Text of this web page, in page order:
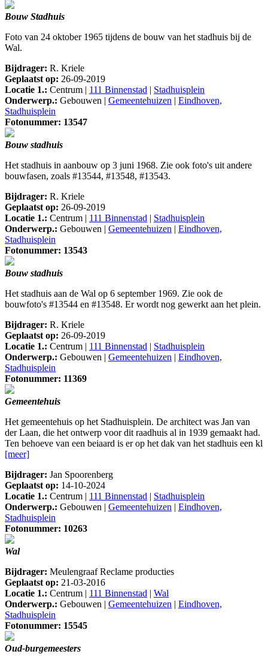
Bouw Stadhuis
Foto van 24 oktober 1965 tijdens de bouw van het stadhuis bij de
Wal.
Bijdrager: R. Kriele
Geplaatst op: 26-09-2019
Locatie 1.: Centrum | 111 Binnenstad | Stadhuisplein
Onderwerp.: Gebouwen | Gemeentehuizen | Eindhoven,
Stadhuisplein
Fotonummer: 13547
Bouw stadhuis
Het stadhuis in aanbouw op 3 juni 1968. Zie ook foto's uit andere
bouwfasen, zoals #13544, #13548, #13543.
Bijdrager: R. Kriele
Geplaatst op: 26-09-2019
Locatie 1.: Centrum | 111 Binnenstad | Stadhuisplein
Onderwerp.: Gebouwen | Gemeentehuizen | Eindhoven,
Stadhuisplein
Fotonummer: 13543
Bouw stadhuis
Het stadhuis aan de Wal op 6 september 1969. Zie ook de
bouwfoto's #13544 en #13548. Er wordt nog gewerkt aan het plein.
Bijdrager: R. Kriele
Geplaatst op: 26-09-2019
Locatie 1.: Centrum | 111 Binnenstad | Stadhuisplein
Onderwerp.: Gebouwen | Gemeentehuizen | Eindhoven,
Stadhuisplein
Fotonummer: 11369
Gemeentehuis
Het gemeentehuis op het Stadhuisplein. De architect was Jan van
der Laan, die het ontwerp voor dit raadhuis al in 1939 gemaakt had.
Ten behoeve van een beiaard is er op het dak van het stadhuis een kl
[meer]
Bijdrager: Jan Spoorenberg
Geplaatst op: 14-10-2024
Locatie 1.: Centrum | 111 Binnenstad | Stadhuisplein
Onderwerp.: Gebouwen | Gemeentehuizen | Eindhoven,
Stadhuisplein
Fotonummer: 10263
Wal
Bijdrager: Meulengraaf Reclame producties
Geplaatst op: 21-03-2016
Locatie 1.: Centrum | 111 Binnenstad | Wal
Onderwerp.: Gebouwen | Gemeentehuizen | Eindhoven,
Stadhuisplein
Fotonummer: 15545
Oud-burgemeesters